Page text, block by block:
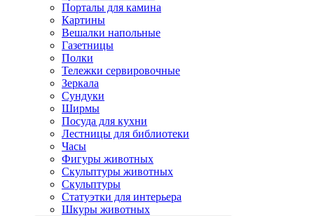
Порталы для камина
Картины
Вешалки напольные
Газетницы
Полки
Тележки сервировочные
Зеркала
Сундуки
Ширмы
Посуда для кухни
Лестницы для библиотеки
Часы
Фигуры животных
Скульптуры животных
Скульптуры
Статуэтки для интерьера
Шкуры животных